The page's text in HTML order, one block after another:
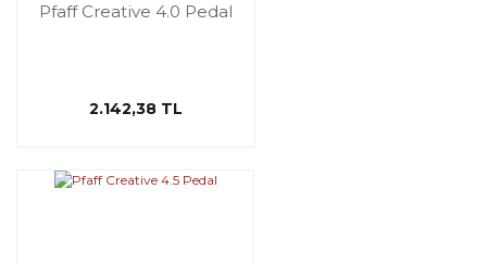
Pfaff Creative 4.0 Pedal
2.142,38 TL